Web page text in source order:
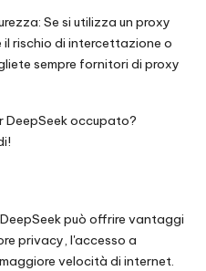
Se si utilizza un proxy
rischio di intercettazione o
sempre fornitori di proxy
DeepSeek occupato?
può offrire vantaggi
privacy, l'accesso a
velocità di internet.